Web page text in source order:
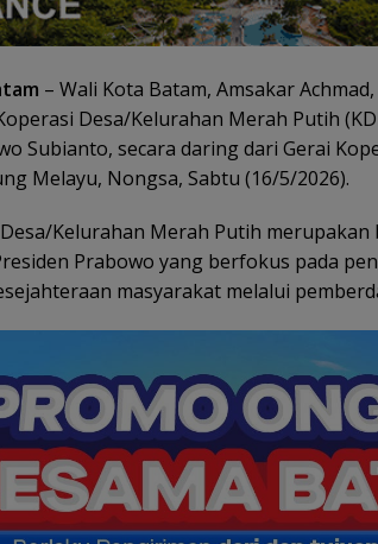
– Wali Kota Batam, Amsakar
Desa/Kelurahan Merah Putih
Subianto, secara daring dari Gerai
Melayu, Nongsa, Sabtu (16/5/2026).
Kelurahan Merah Putih
Prabowo yang berfokus pada
masyarakat melalui
Konjen RI Johor
Dukung Penuh Family
International Soccer
Batam Cup 2026
Ratusan
Malaysia
Family Rally
Season 3